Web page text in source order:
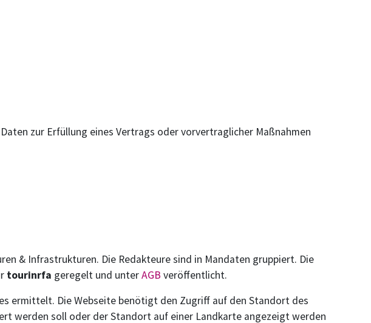
zur Erfüllung eines Vertrags oder vorvertraglicher Maßnahmen
& Infrastrukturen. Die Redakteure sind in Mandaten gruppiert. Die
tourinrfa geregelt und unterAGB veröffentlicht.
ermittelt. Die Webseite benötigt den Zugriff auf den Standort des
werden soll oder der Standort auf einer Landkarte angezeigt werden